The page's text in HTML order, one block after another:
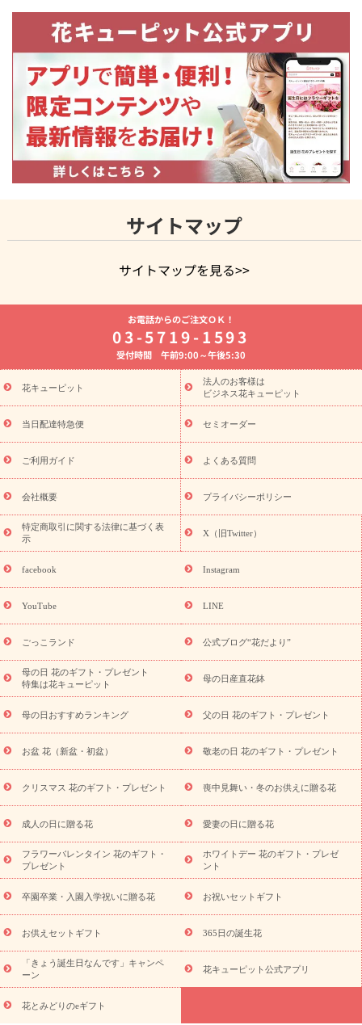
サイトマップ
サイトマップを見る>>
よく贈られる花
お祝いの花特集
誕生日フラワーギフト特集
8月の誕生花(トルコキキョウ)
開店・開業祝い
お供え・お悔やみ お供え・お悔やみの花
通夜・葬儀に贈る花 胡蝶蘭・花鉢
ーブドフラワー
季節のイベント
ひまわり ギフト・プレゼント
特集
お盆 花（新盆・初盆） 季節のイベント
お盆 花（新
盆・初盆）
お盆 花（新盆・初盆）
お盆・お供え 花とセットギ
フト
お盆・お供え プリザーブドフラワー
ひまわり ギフト・プ
レゼント特集
夏の花贈り・お中元・暑中見舞い 花のギフト特集
敬老の日におくる花ギフト・プレゼント特集
花ギフト・プレゼント特集
敬老の日 花のおすすめランキング
敬
老の日 花鉢植えのギフト・プレゼント特集
敬老の日 花とセットギ
フト・プレゼント特集
敬老の日の花 全てのギフト一覧
キャン
ペーン
映画『ウォーターガーディアンズ』コラボキャンペーン
「きょう誕生日なんです」キャンペーン
誕生日の花を探す
誕生日フラワーギフト 誕生日フラワーギフト特集
(トルコキキョウ)
9月の誕生花(リンドウ)
ら探す
お祝いの花特集 当日配達特急便 お祝い商品一覧
念日
結婚祝い 出産祝い 退院祝い・快気祝い
寿祝い
プチギフト ペットのお祝いフラワー
供え・お悔やみ商品一覧
お供え・お悔やみの花
四十九日法要以
お供え プリザーブドフラワー
ペットのお供えフラワー
お盆（新
盆・初盆）
その他 お祝い返し お見舞い
お取り寄せギフト
ビジネス用
ご自宅用 観葉植物 ミディ胡蝶蘭
プリザーブ
ドフラワー
スタイルから探す アレンジメント 花束
スタ
ンド花
お祝い お供え・お悔やみ 胡蝶蘭 胡蝶蘭・花鉢
ディ胡蝶蘭・お祝い
ミディ胡蝶蘭・お供え
世界初の青色胡蝶蘭
観葉植物
観葉植物 産直多肉植物
プリザーブドフラワー
お祝い
お供え・お悔やみ 花とセットギフト
セミオーダー
プチギフト（hanamore -ハナモア-）
花とみどりのeギフト
キューピットのeGfit
カラー ピンク イエローオレンジ
レッ
ド
お花の種類 トルコキキョウ
お祝い お祝い・3000円～ お祝い・4000円～
お祝い・
5000円～
お祝い・7000円～ お祝い・ 10000円～
お供え・お
悔やみ
円～
お供え・お悔やみ・
読み物
お電話からのご注文ＯＫ！
03-5719-1593
受付時間 午前9:00～午後5:30
花キューピット
法人のお客様は
ビジネス花キューピット
当日配達特急便 セミオーダー
ご利用ガイド よくある質問
会社概要 プライバシーポリシー
特定商取引に関する法律に基づく表
示
X（旧Twitter）
facebook Instagram
YouTube LINE
ごっこランド 公式ブログ“花だより”
母の日 花のギフト・プレゼント
特集は花キューピット
母の日産直花鉢
母の日おすすめランキング 父の日 花のギフト・プレゼント
お盆 花（新盆・初盆） 敬老の日 花のギフト・プレゼント
クリスマス 花のギフト・プレゼント 喪中見舞い・冬のお供えに贈る花
成人の日に贈る花 愛妻の日に贈る花
フラワーバレンタイン 花のギフト・
プレゼント
ホワイトデー 花のギフト・プレゼ
ント
卒園卒業・入園入学祝いに贈る花 お祝いセットギフト
お供えセットギフト 365日の誕生花
「きょう誕生日なんです」キャンペ
ーン
花キューピット公式アプリ
花とみどりのeギフト